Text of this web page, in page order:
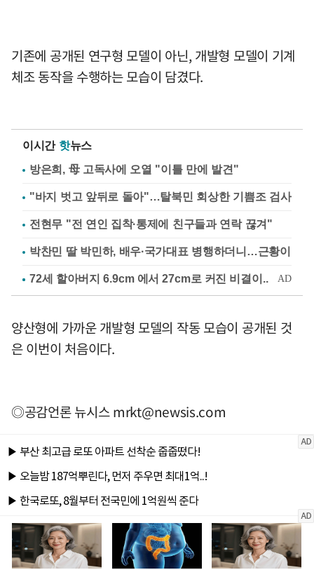
기존에 공개된 연구형 모델이 아닌, 개발형 모델이 기계
체조 동작을 수행하는 모습이 담겼다.
이시간 핫뉴스
방은희, 母 고독사에 오열 "이틀 만에 발견"
"바지 벗고 앞뒤로 돌아"…탈북민 회상한 기쁨조 검사
전현무 "전 연인 집착·통제에 친구들과 연락 끊겨"
박찬민 딸 박민하, 배우·국가대표 병행하더니…근황이
양산형에 가까운 개발형 모델의 작동 모습이 공개된 것
은 이번이 처음이다.
◎공감언론 뉴시스mrkt@newsis.com